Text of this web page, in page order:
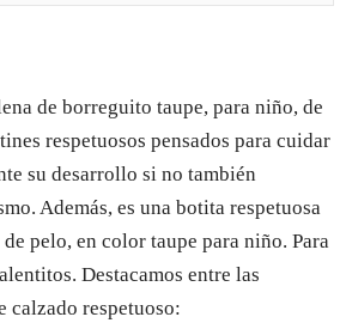
de borreguito taupe, para niño, de
respetuosos pensados para cuidar
su desarrollo si no también
Además, es una botita respetuosa
pelo, en color taupe para niño. Para
Destacamos entre las
calzado respetuoso: